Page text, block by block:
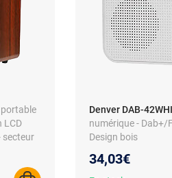
LCD
secteur
Denver DAB-
numérique - Dab+/
Design bois
34,03€